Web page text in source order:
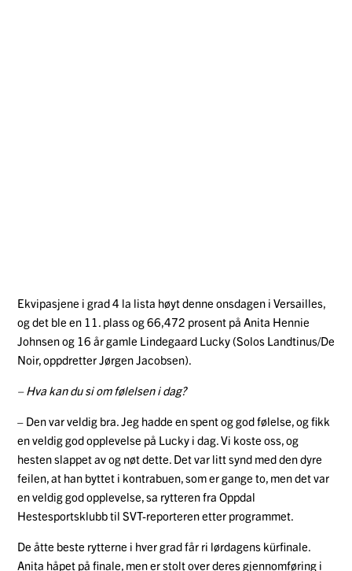
Ekvipasjene i grad 4 la lista høyt denne onsdagen i Versailles,
og det ble en 11. plass og 66,472 prosent på Anita Hennie
Johnsen og 16 år gamle Lindegaard Lucky (Solos Landtinus/De
Noir, oppdretter Jørgen Jacobsen).
– Hva kan du si om følelsen i dag?
– Den var veldig bra. Jeg hadde en spent og god følelse, og fikk
en veldig god opplevelse på Lucky i dag. Vi koste oss, og
hesten slappet av og nøt dette. Det var litt synd med den dyre
feilen, at han byttet i kontrabuen, som er gange to, men det var
en veldig god opplevelse, sa rytteren fra Oppdal
Hestesportsklubb til SVT-reporteren etter programmet.
De åtte beste rytterne i hver grad får ri lørdagens kürfinale.
Anita håpet på finale, men er stolt over deres gjennomføring i